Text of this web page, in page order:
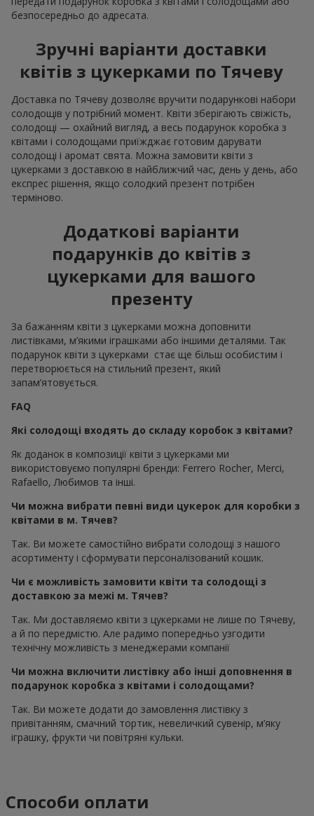
безпосередньо до адресата.
Зручні варіанти доставки
квітів з цукерками по Тячеву
Доставка по Тячеву дозволяє вручити подарункові набори
солодощів у потрібний момент. Квіти зберігають свіжість,
солодощі — охайний вигляд, а весь подарунок коробка з
квітами і солодощами приїжджає готовим дарувати
солодощі і аромат свята. Можна замовити квіти з
цукерками з доставкою в найближчий час, день у день, або
експрес рішення, якщо солодкий презент потрібен
терміново.
Додаткові варіанти
подарунків до квітів з
цукерками для вашого
презенту
За бажанням квіти з цукерками можна доповнити
листівками, м’якими іграшками або іншими деталями. Так
подарунок квіти з цукерками стає ще більш особистим і
перетворюється на стильний презент, який
запам’ятовується.
FAQ
Які солодощі входять до складу коробок з квітами?
Як доданок в композиції квіти з цукерками ми
використовуємо популярні бренди: Ferrero Rocher, Merci,
Rafaello, Любимов та інші.
Чи можна вибрати певні види цукерок для коробки з
квітами в м. Тячев?
Так. Ви можете самостійно вибрати солодощі з нашого
асортименту і сформувати персоналізований кошик.
Чи є можливість замовити квіти та солодощі з
доставкою за межі м. Тячев?
Так. Ми доставляємо квіти з цукерками не лише по Тячеву,
а й по передмістю. Але радимо попередньо узгодити
технічну можливість з менеджерами компанії
Чи можна включити листівку або інші доповнення в
подарунок коробка з квітами і солодощами?
Так. Ви можете додати до замовлення листівку з
привітанням, смачний тортик, невеличкий сувенір, м’яку
іграшку, фрукти чи повітряні кульки.
Способи оплати